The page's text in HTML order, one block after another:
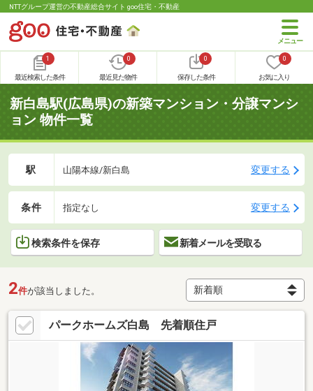
NTTグループ運営の不動産総合サイト goo住宅・不動産
1
最近検索した条件
0
最近見た物件
0
保存した条件
0
お気に入り
新白島駅(広島県)の新築マンション・分譲マンシ
ョン 物件一覧
駅 山陽本線/新白島 変更する
条件 指定なし 変更する
検索条件を保存 新着メールを受取る
2件が該当しました。
パークホームズ白島 先着順住戸